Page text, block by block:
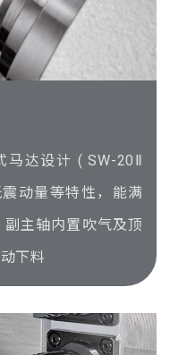
马达设计 ( SW-20 Ⅱ
动量等特性，能满
主轴内置吹气及顶
下料